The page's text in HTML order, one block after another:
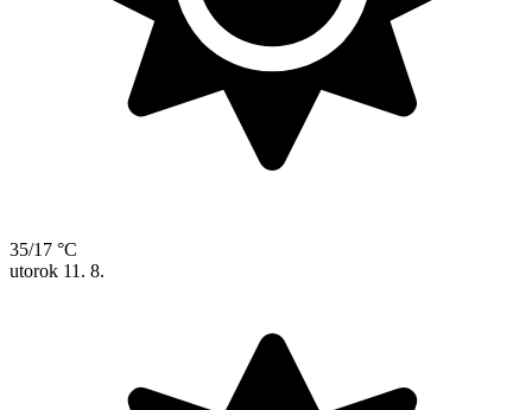
35/17 °C
utorok 11. 8.